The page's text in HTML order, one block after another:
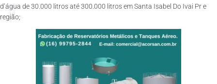
d’água de 30.000 litros até 300.000 litros em Santa Isabel Do Ivai Pr e
região;